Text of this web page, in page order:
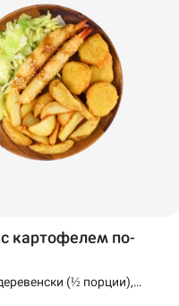
картофелем по-
(½ порции),
(2 шт), наггетсы (4 шт)